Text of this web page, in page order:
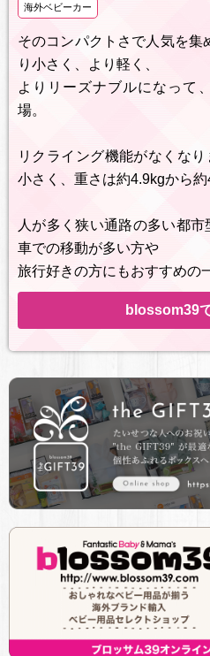
海外ベビーカー
そのコンパクトさで人気を集
り小さく、より軽く、
よりリーズナブルになって
場。
リクライング機能がなくな
小さく、重さは約4.9kgから約
人が多く狭い通路の多い都市
車での移動が多い方や
旅行好きの方にもおすすめの
blossom39